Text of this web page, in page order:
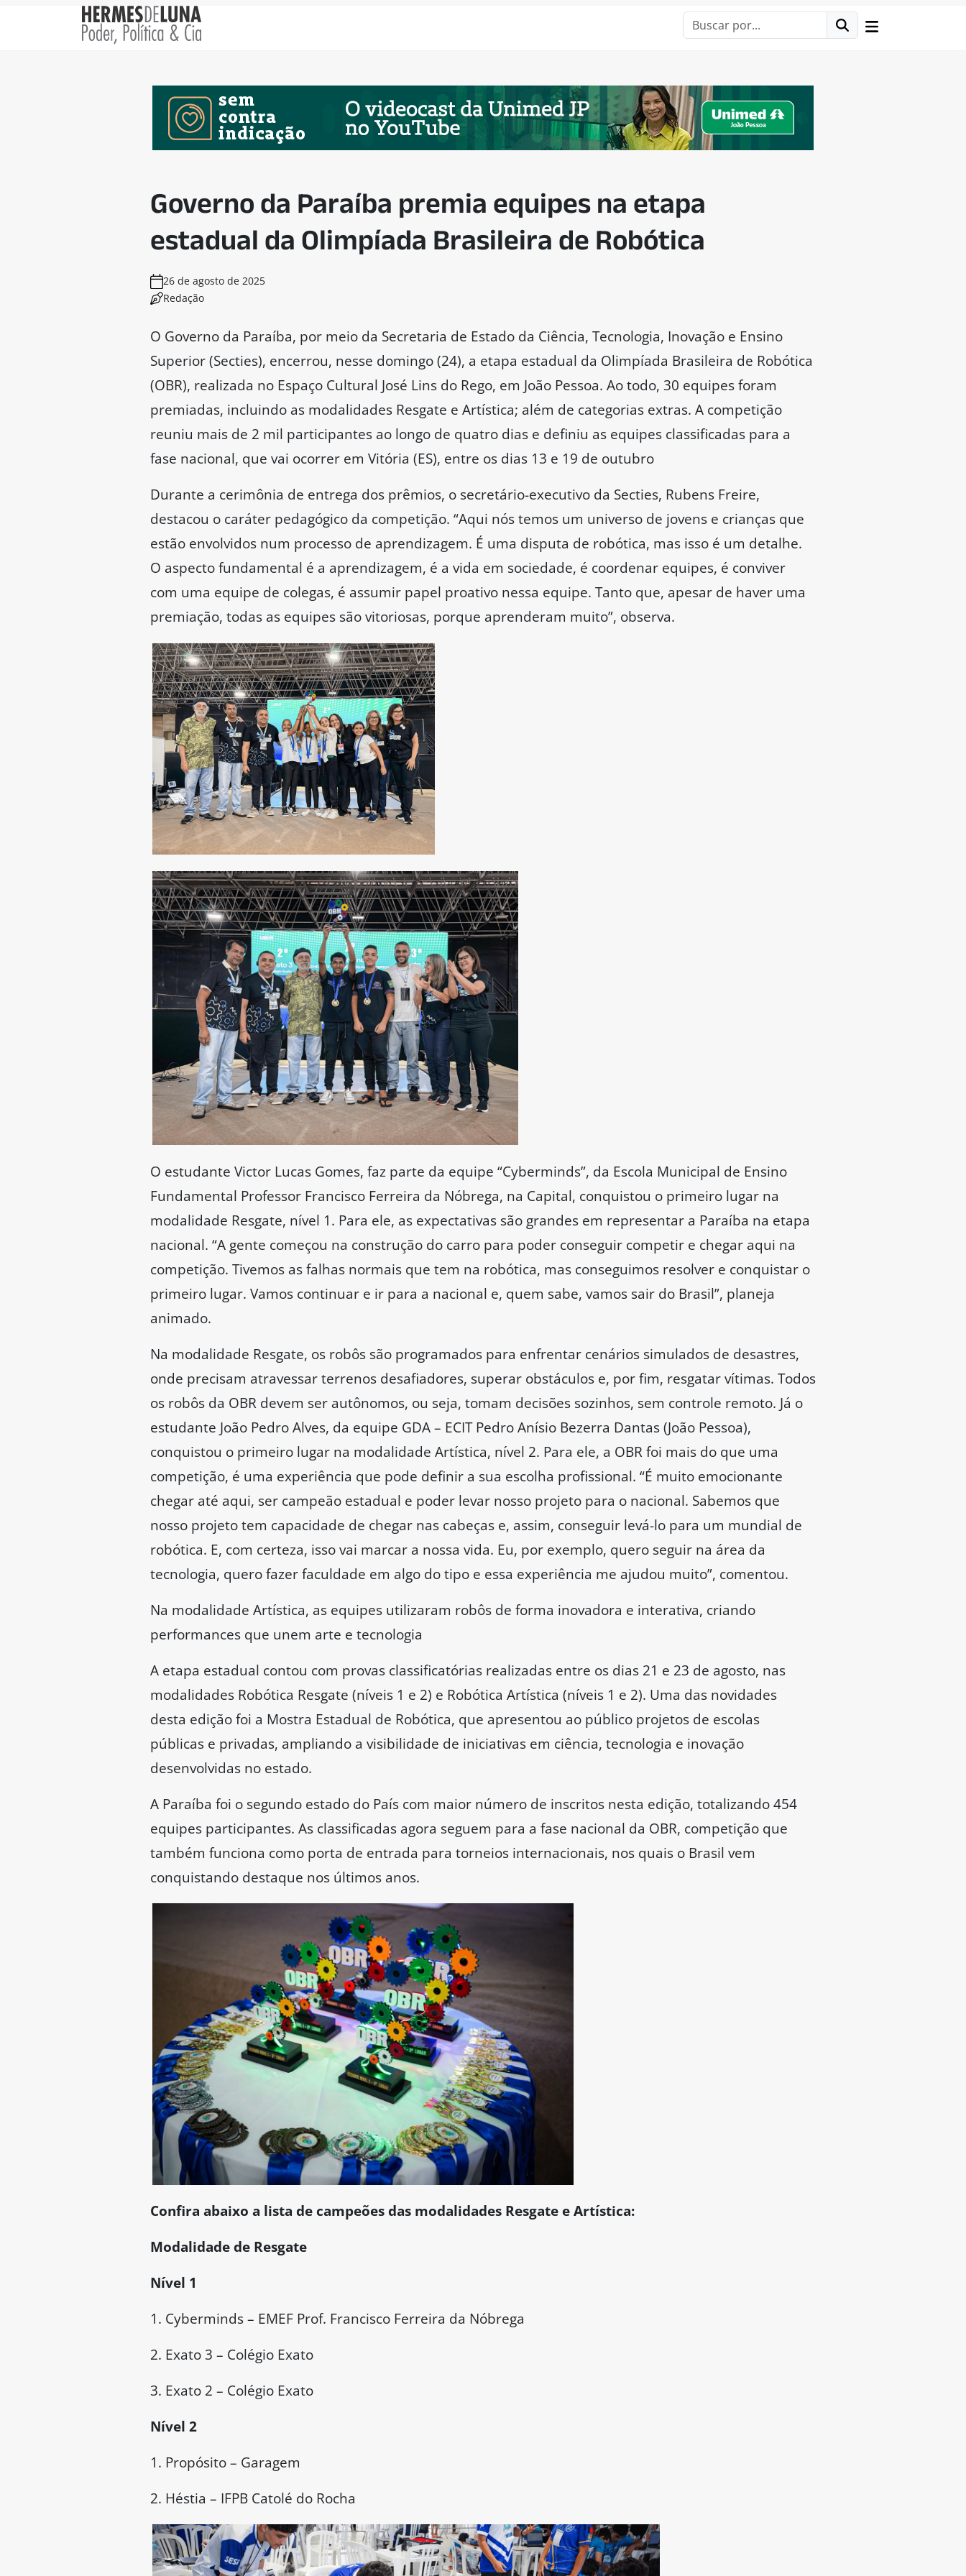
Governo da Paraíba premia equipes na etapa
estadual da Olimpíada Brasileira de Robótica
26 de agosto de 2025
Redação
O Governo da Paraíba, por meio da Secretaria de Estado da Ciência, Tecnologia, Inovação e Ensino
Superior (Secties), encerrou, nesse domingo (24), a etapa estadual da Olimpíada Brasileira de Robótica
(OBR), realizada no Espaço Cultural José Lins do Rego, em João Pessoa. Ao todo, 30 equipes foram
premiadas, incluindo as modalidades Resgate e Artística; além de categorias extras. A competição
reuniu mais de 2 mil participantes ao longo de quatro dias e definiu as equipes classificadas para a
fase nacional, que vai ocorrer em Vitória (ES), entre os dias 13 e 19 de outubro
Durante a cerimônia de entrega dos prêmios, o secretário-executivo da Secties, Rubens Freire,
destacou o caráter pedagógico da competição. “Aqui nós temos um universo de jovens e crianças que
estão envolvidos num processo de aprendizagem. É uma disputa de robótica, mas isso é um detalhe.
O aspecto fundamental é a aprendizagem, é a vida em sociedade, é coordenar equipes, é conviver
com uma equipe de colegas, é assumir papel proativo nessa equipe. Tanto que, apesar de haver uma
premiação, todas as equipes são vitoriosas, porque aprenderam muito”, observa.
O estudante Victor Lucas Gomes, faz parte da equipe “Cyberminds”, da Escola Municipal de Ensino
Fundamental Professor Francisco Ferreira da Nóbrega, na Capital, conquistou o primeiro lugar na
modalidade Resgate, nível 1. Para ele, as expectativas são grandes em representar a Paraíba na etapa
nacional. “A gente começou na construção do carro para poder conseguir competir e chegar aqui na
competição. Tivemos as falhas normais que tem na robótica, mas conseguimos resolver e conquistar o
primeiro lugar. Vamos continuar e ir para a nacional e, quem sabe, vamos sair do Brasil”, planeja
animado.
Na modalidade Resgate, os robôs são programados para enfrentar cenários simulados de desastres,
onde precisam atravessar terrenos desafiadores, superar obstáculos e, por fim, resgatar vítimas. Todos
os robôs da OBR devem ser autônomos, ou seja, tomam decisões sozinhos, sem controle remoto. Já o
estudante João Pedro Alves, da equipe GDA – ECIT Pedro Anísio Bezerra Dantas (João Pessoa),
conquistou o primeiro lugar na modalidade Artística, nível 2. Para ele, a OBR foi mais do que uma
competição, é uma experiência que pode definir a sua escolha profissional. “É muito emocionante
chegar até aqui, ser campeão estadual e poder levar nosso projeto para o nacional. Sabemos que
nosso projeto tem capacidade de chegar nas cabeças e, assim, conseguir levá-lo para um mundial de
robótica. E, com certeza, isso vai marcar a nossa vida. Eu, por exemplo, quero seguir na área da
tecnologia, quero fazer faculdade em algo do tipo e essa experiência me ajudou muito”, comentou.
Na modalidade Artística, as equipes utilizaram robôs de forma inovadora e interativa, criando
performances que unem arte e tecnologia
A etapa estadual contou com provas classificatórias realizadas entre os dias 21 e 23 de agosto, nas
modalidades Robótica Resgate (níveis 1 e 2) e Robótica Artística (níveis 1 e 2). Uma das novidades
desta edição foi a Mostra Estadual de Robótica, que apresentou ao público projetos de escolas
públicas e privadas, ampliando a visibilidade de iniciativas em ciência, tecnologia e inovação
desenvolvidas no estado.
A Paraíba foi o segundo estado do País com maior número de inscritos nesta edição, totalizando 454
equipes participantes. As classificadas agora seguem para a fase nacional da OBR, competição que
também funciona como porta de entrada para torneios internacionais, nos quais o Brasil vem
conquistando destaque nos últimos anos.
Confira abaixo a lista de campeões das modalidades Resgate e Artística:
Modalidade de Resgate
Nível 1
1. Cyberminds – EMEF Prof. Francisco Ferreira da Nóbrega
2. Exato 3 – Colégio Exato
3. Exato 2 – Colégio Exato
Nível 2
1. Propósito – Garagem
2. Héstia – IFPB Catolé do Rocha